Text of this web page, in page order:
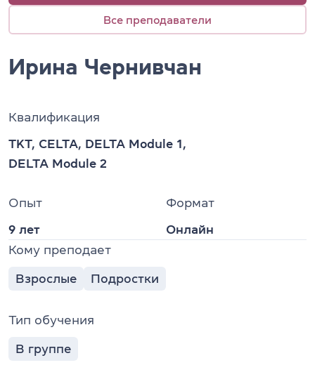
Все преподаватели
Ирина Чернивчан
Квалификация
TKT, CELTA, DELTA Module 1,
DELTA Module 2
Опыт
9 лет
Формат
Онлайн
Кому преподает
Взрослые Подростки
Тип обучения
В группе